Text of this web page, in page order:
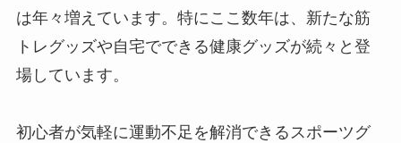
は年々増えています。特にここ数年は、新たな筋
トレグッズや自宅でできる健康グッズが続々と登
場しています。
初心者が気軽に運動不足を解消できるスポーツグ